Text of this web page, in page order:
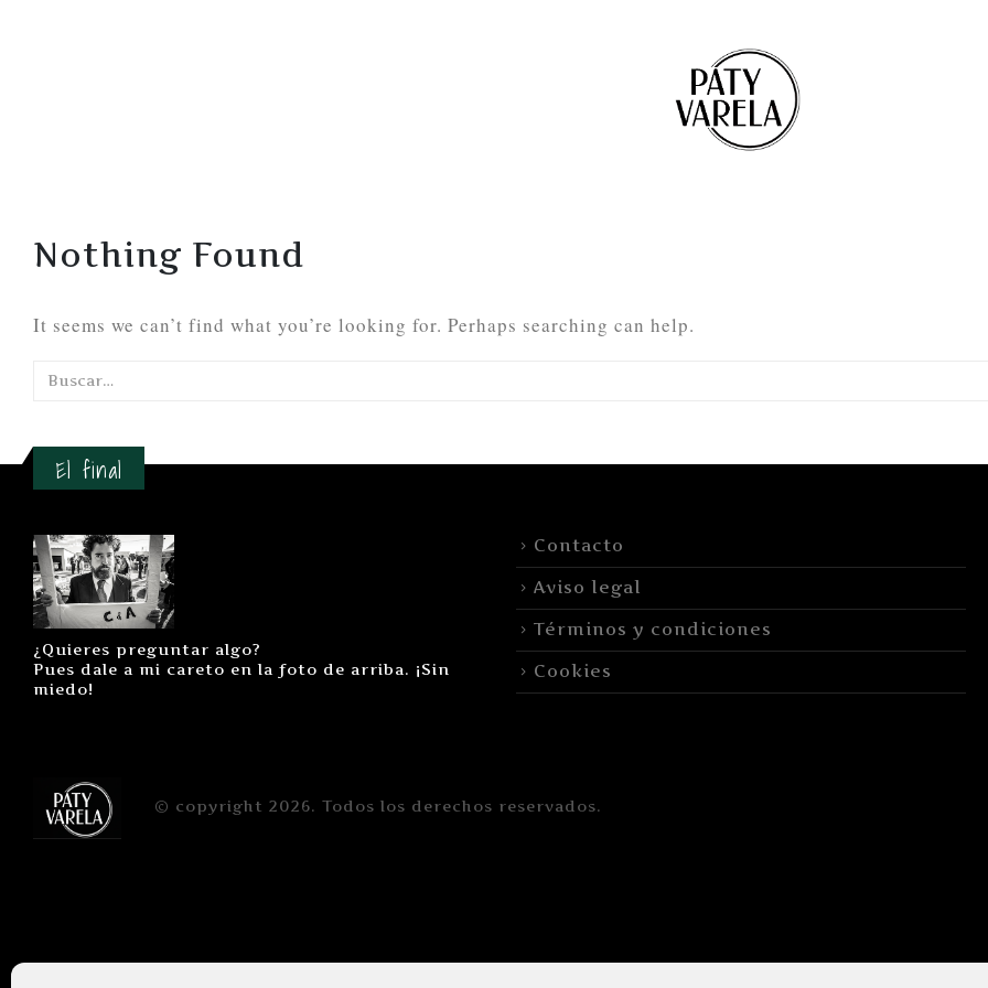
Nothing Found
It seems we can’t find what you’re looking for. Perhaps searching can help.
El final
¿Quieres preguntar algo?
Pues dale a mi careto en la foto de arriba. ¡Sin
miedo!
Contacto
Aviso legal
Términos y condiciones
Cookies
© copyright 2026. Todos los derechos reservados.